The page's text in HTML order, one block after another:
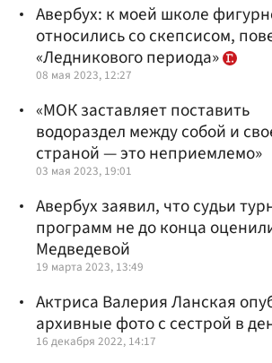
Авербух: к моей школе
относились со скепсисом,
«Ледникового периода»
08 мая 2023, 12:27
«МОК заставляет поставить
водораздел между собой и
страной — это неприемлемо»
03 мая 2023, 19:01
Авербух заявил, что судьи
программ не до конца
Медведевой
19 марта 2023, 13:49
Актриса Валерия Ланская
архивные фото с сестрой в
16 декабря 2022, 14:17